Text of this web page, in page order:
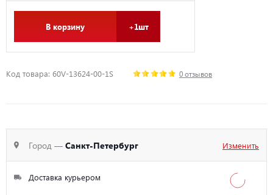
В корзину +1шт
Код товара: 60V-13624-00-1S 0 отзывов
Город — Санкт-Петербург Изменить
Доставка курьером